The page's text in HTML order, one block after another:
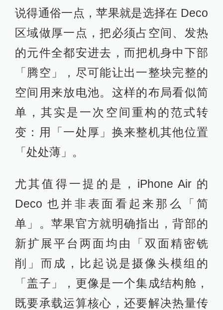
说得通俗一点，苹果就是选择在 Deco
区域做厚一点，把必须占空间、发热
的元件全都安进去，而把机身中下部
「腾空」，尽可能让出一整块完整的
空间用来放电池。这样的布局看似简
单，其实是一次空间重构的范式转
变：用「一处厚」换来整机其他位置
「处处薄」。
尤其值得一提的是，iPhone Air 的
Deco 也并非表面看起来那么「简
单」。苹果官方就明确指出，背部的
新扩展平台两面均由「双面精密铣
削」而成，比起说是摄像头模组的
「盖子」，更像是一个集成结构舱，
既要承载运算核心，还要解决热量传